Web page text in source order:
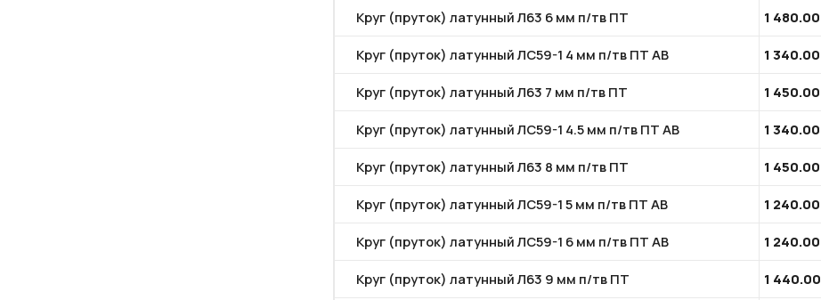
Круг (пруток) латунный Л63 6 мм п/тв ПТ 1 480.00
Круг (пруток) латунный ЛС59-1 4 мм п/тв ПТ АВ 1 340.00
Круг (пруток) латунный Л63 7 мм п/тв ПТ 1 450.00
Круг (пруток) латунный ЛС59-1 4.5 мм п/тв ПТ АВ 1 340.00
Круг (пруток) латунный Л63 8 мм п/тв ПТ 1 450.00
Круг (пруток) латунный ЛС59-1 5 мм п/тв ПТ АВ 1 240.00
Круг (пруток) латунный ЛС59-1 6 мм п/тв ПТ АВ 1 240.00
Круг (пруток) латунный Л63 9 мм п/тв ПТ 1 440.00